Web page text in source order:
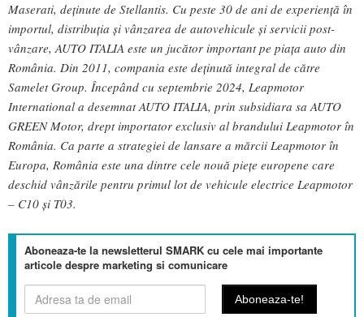
Maserati, deținute de Stellantis. Cu peste 30 de ani de experiență în
importul, distribuția și vânzarea de autovehicule și servicii post-
vânzare, AUTO ITALIA este un jucător important pe piața auto din
România. Din 2011, compania este deținută integral de către
Samelet Group. Începând cu septembrie 2024, Leapmotor
International a desemnat AUTO ITALIA, prin subsidiara sa AUTO
GREEN Motor, drept importator exclusiv al brandului Leapmotor în
România. Ca parte a strategiei de lansare a mărcii Leapmotor în
Europa, România este una dintre cele nouă piețe europene care
deschid vânzările pentru primul lot de vehicule electrice Leapmotor
– C10 și T03.
Aboneaza-te la newsletterul SMARK cu cele mai importante
articole despre marketing si comunicare